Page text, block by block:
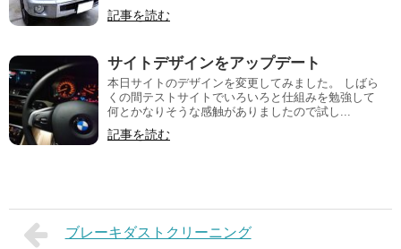
記事を読む
サイトデザインをアップデート
本日サイトのデザインを変更してみました。 しばら
くの間テストサイトでいろいろと仕組みを勉強して
何とかなりそうな感触がありましたので試し...
記事を読む
ブレーキダストクリーニング